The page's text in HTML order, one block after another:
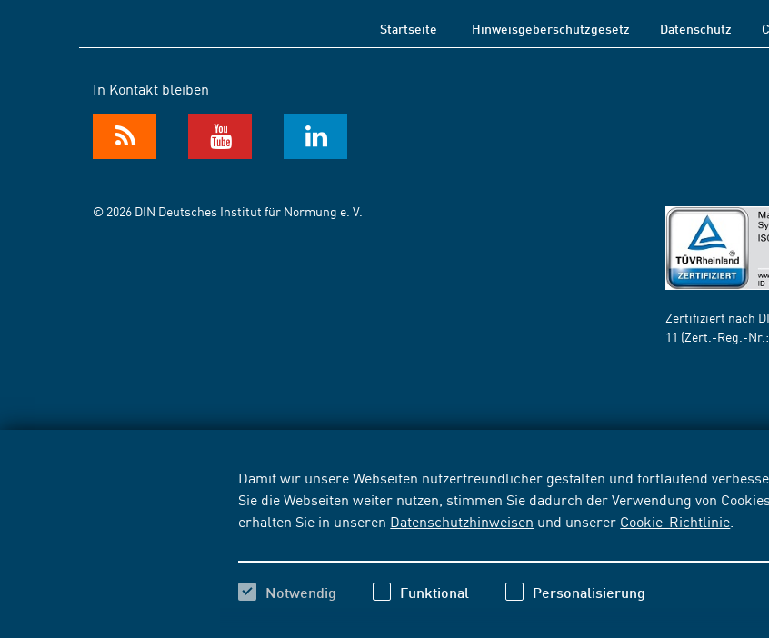
Damit wir unsere Webseiten nutzerfreundlicher gestalten und fortlaufend
Sie die Webseiten weiter nutzen, stimmen Sie dadurch der Verwendung von
erhalten Sie in unseren Datenschutzhinweisen und unserer Cookie-Richtlinie
Notwendig Funktional Personalisierung
Startseite Hinweisgeberschutzgesetz Datenschutz
In Kontakt bleiben
© 2026 DIN Deutsches Institut für Normung e. V.
Zertifiziert nach
11 (Zert.-Reg.-Nr.: